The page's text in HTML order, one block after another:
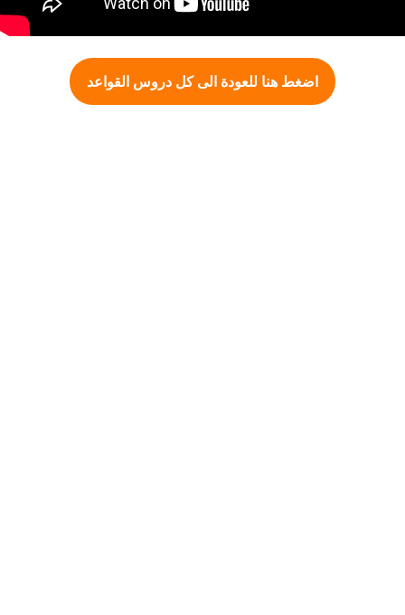
اضغط هنا للعودة الى كل دروس القواعد